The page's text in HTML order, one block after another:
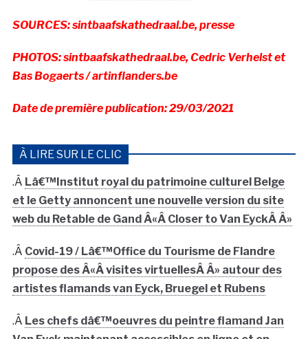
SOURCES: sintbaafskathedraal.be, presse
PHOTOS: sintbaafskathedraal.be, Cedric Verhelst et
Bas Bogaerts / artinflanders.be
Date de première publication: 29/03/2021
À LIRE SUR LE CLIC
.Â Lâ€™Institut royal du patrimoine culturel Belge
et le Getty annoncent une nouvelle version du site
web du Retable de Gand Â«Â Closer to Van EyckÂ Â»
.Â Covid-19 / Lâ€™Office du Tourisme de Flandre
propose des Â«Â visites virtuellesÂ Â» autour des
artistes flamands van Eyck, Bruegel et Rubens
.Â Les chefs dâ€™oeuvres du peintre flamand Jan